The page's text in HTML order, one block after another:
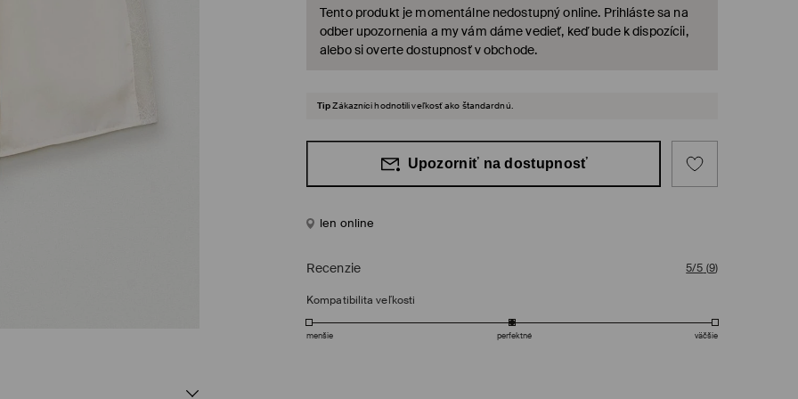
Tento produkt je momentálne nedostupný online. Prihláste sa na
odber upozornenia a my vám dáme vedieť, keď bude k dispozícii,
alebo si overte dostupnosť v obchode.
TipZákazníci hodnotili veľkosť ako štandardnú.
Upozorniť na dostupnosť
len online
Recenzie 5/5 (9)
Kompatibilita veľkosti
menšie perfektné väčšie